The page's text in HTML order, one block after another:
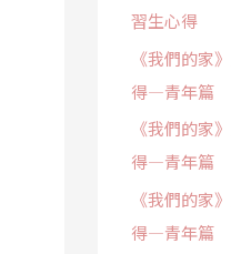
習生心得
《我們的家
得—青年篇
《我們的家
得—青年篇
《我們的家
得—青年篇